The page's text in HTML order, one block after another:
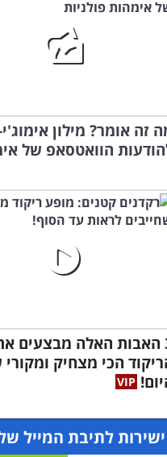
זה אומר? מילון
הוואטסאפ של
3 האבות האלה מבצעים
הכי מצחיק
לתיבת המייל